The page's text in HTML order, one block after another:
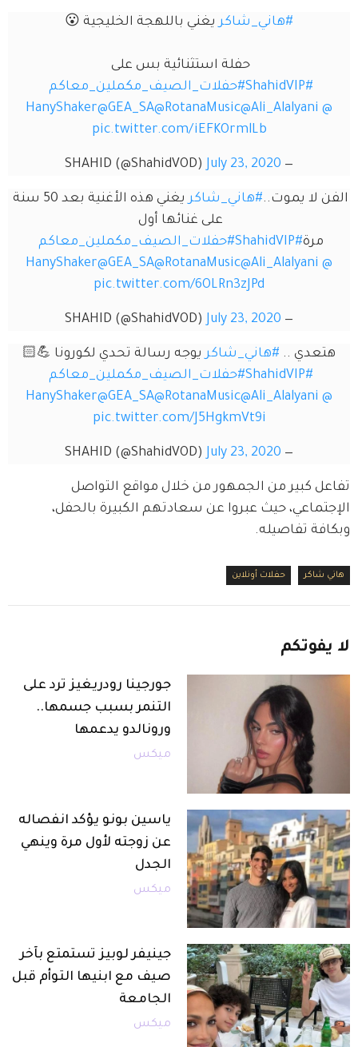
#هاني_شاكر يغني باللهجة الخليجية 😮
حفلة استثنائية بس على
#حفلات_الصيف_مكملين_معاكم
@GEA_SA@RotanaMusic
pic.twitter.com/iEFKOrmlLb
July 23, 2020
يموت.. #هاني_شاكر
يغني هذه الأغنية بعد 50 سنة
على غنائها أول
#حفلات_الصيف_مكملين_معاكم
@GEA_SA@RotanaMusic
pic.twitter.com/6OLRn3zJPd
July 23, 2020
.. #هاني_شاكر يوجه رسالة تحدي لكورونا 💪🏻
#حفلات_الصيف_مكملين_معاكم
@GEA_SA@RotanaMusic
pic.twitter.com/J5HgkmVt9i
July 23, 2020
كبير من الجمهور من خلال مواقع التواصل
حيث عبروا عن سعادتهم الكبيرة بالحفل،
تفاصيله.
حفلات أونلاين
جورجينا رودريغيز ترد على
التنمر بسبب جسمها..
ورونالدو يدعمها
ياسين بونو يؤكد انفصاله
عن زوجته لأول مرة وينهي
الجدل
ميكس
جينيفر لوبيز تستمتع بآخر
صيف مع ابنيها التوأم قبل
الجامعة
ميكس